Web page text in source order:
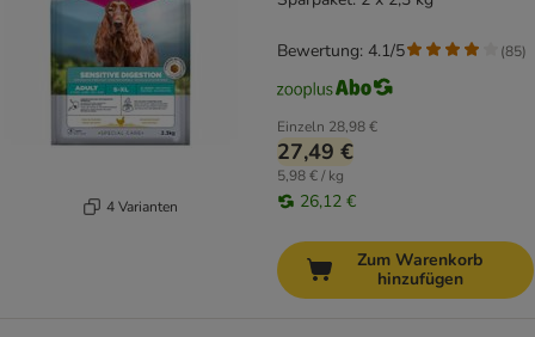
4 Varianten
Einzeln 28,98 €
27,49 €
5,98 € / kg
26,12 €
Bewertung: 4.1/5 (85)
Zum Warenkorb
hinzufügen